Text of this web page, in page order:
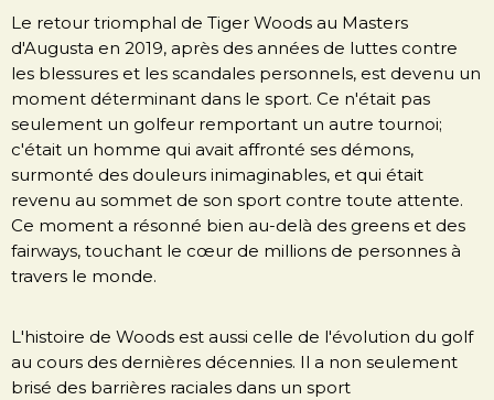
Le retour triomphal de Tiger Woods au Masters
d'Augusta en 2019, après des années de luttes contre
les blessures et les scandales personnels, est devenu un
moment déterminant dans le sport. Ce n'était pas
seulement un golfeur remportant un autre tournoi;
c'était un homme qui avait affronté ses démons,
surmonté des douleurs inimaginables, et qui était
revenu au sommet de son sport contre toute attente.
Ce moment a résonné bien au-delà des greens et des
fairways, touchant le cœur de millions de personnes à
travers le monde.
L'histoire de Woods est aussi celle de l'évolution du golf
au cours des dernières décennies. Il a non seulement
brisé des barrières raciales dans un sport